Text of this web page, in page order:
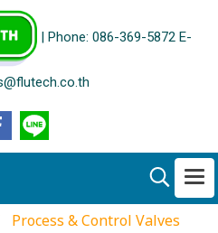
| Phone: 086-369-5872 E-
Process & Control Valves